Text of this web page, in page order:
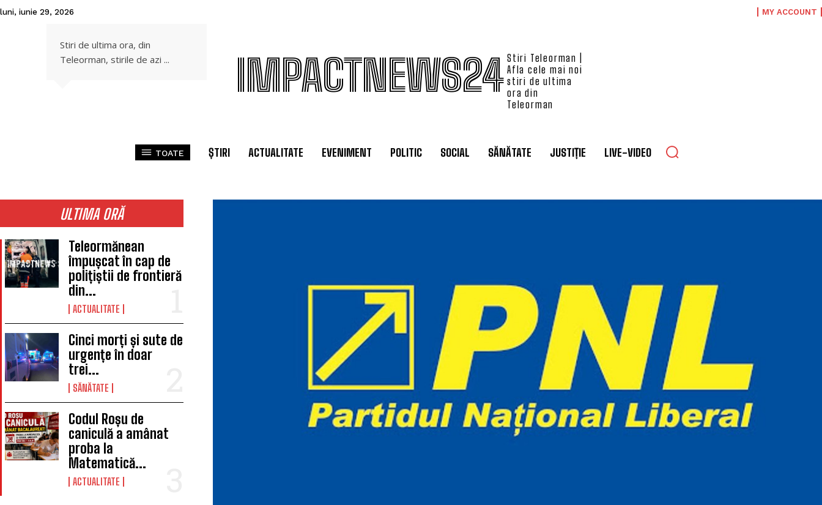
luni, iunie 29, 2026 MY ACCOUNT
Stiri de ultima ora, din
Teleorman, stirile de azi ...
IMPACTNEWS24 Stiri Teleorman |
Afla cele mai noi
stiri de ultima
ora din
Teleorman
TOATE ȘTIRI ACTUALITATE EVENIMENT POLITIC SOCIAL SĂNĂTATE JUSTIȚIE LIVE-VIDEO
ULTIMA ORĂ
Teleormănean
împușcat în cap de
polițiștii de frontieră
din...
ACTUALITATE
Cinci morți și sute de
urgențe în doar
trei...
SĂNĂTATE
Codul Roșu de
caniculă a amânat
proba la
Matematică...
ACTUALITATE